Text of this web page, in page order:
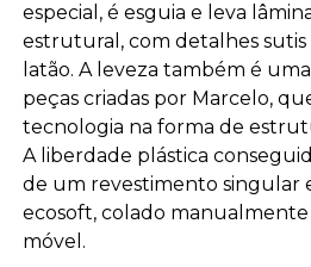
especial, é esguia e leva
estrutural, com detalhes sutis
latão. A leveza também é
peças criadas por Marcelo,
tecnologia na forma de
A liberdade plástica
de um revestimento singular
ecosoft, colado manualmente
móvel.